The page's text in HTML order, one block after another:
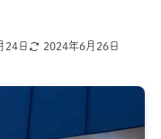
24日 2024年6月26日